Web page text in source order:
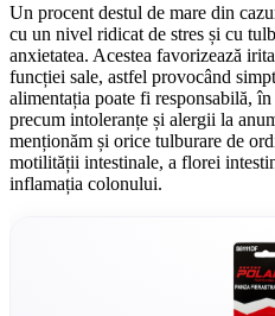
Un procent destul de mare din
cu un nivel ridicat de stres și cu
anxietatea. Acestea favorizează
funcției sale, astfel provocând
alimentația poate fi responsabilă,
precum intoleranțe și alergii la
menționăm și orice tulburare de
motilității intestinale, a florei
inflamația colonului.